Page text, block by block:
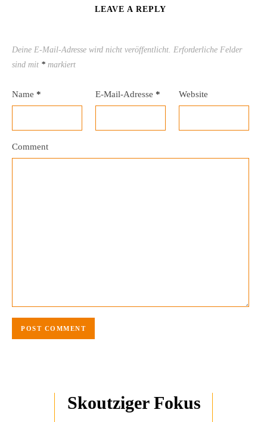
LEAVE A REPLY
Deine E-Mail-Adresse wird nicht veröffentlicht. Erforderliche Felder
sind mit * markiert
Name * E-Mail-Adresse * Website
Comment
Skoutziger Fokus